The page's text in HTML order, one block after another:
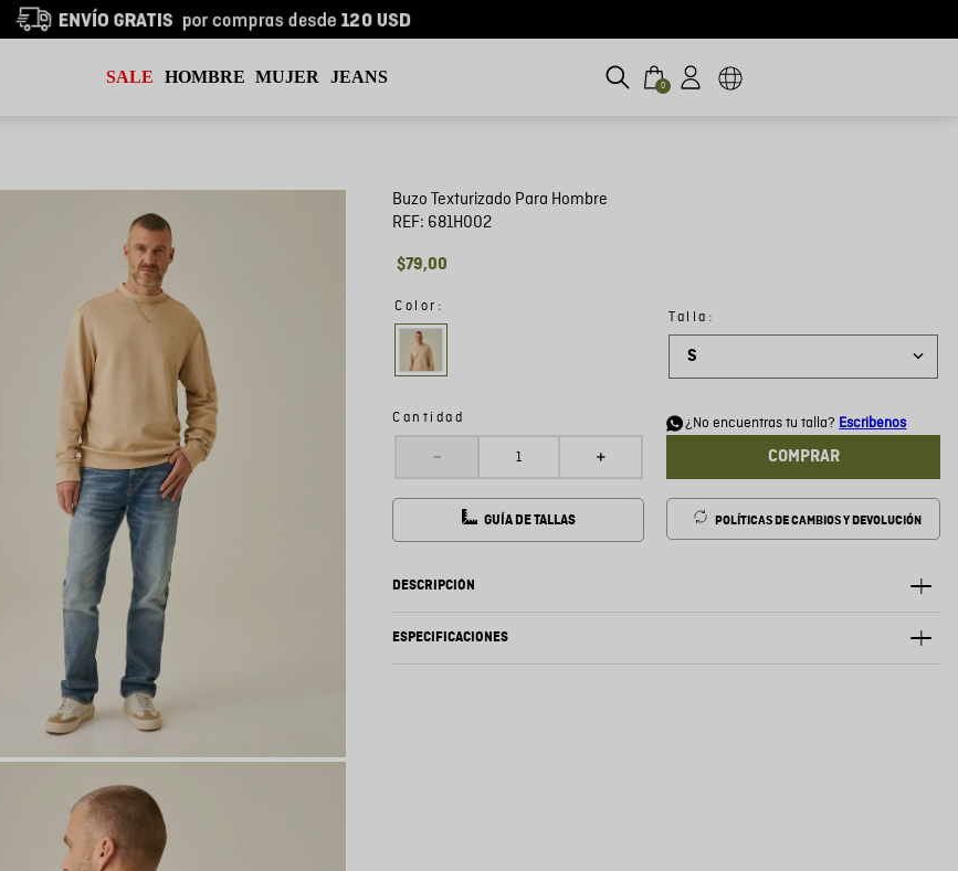
SALE HOMBRE MUJER JEANS 0
Buzo Texturizado Para Hombre
REF: 681H002
$79,00
Color :
Talla :
S
¿No encuentras tu talla? Escribenos
Cantidad
＋
－ COMPRAR
GUÍA DE TALLAS POLÍTICAS DE CAMBIOS Y DEVOLUCIÓN
DESCRIPCIÓN
ESPECIFICACIONES